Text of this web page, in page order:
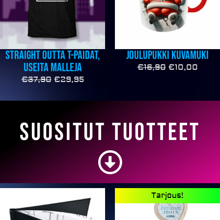
Straight outta T-paidat,
useita malleja
€37,90 €29,95
Joulupukki kuvamuki
€16,90 €10,00
Suositut tuotteet
Tarjous!
hinta
oli:
hinta